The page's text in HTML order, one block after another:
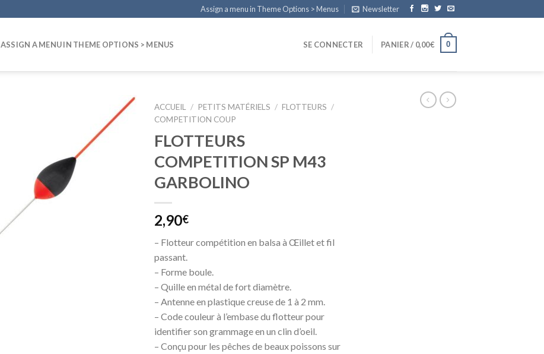
Assign a menu in Theme Options > Menus Newsletter
ASSIGN A MENU IN THEME OPTIONS > MENUS SE CONNECTER PANIER / 0,00€ 0
ACCUEIL / PETITS MATÉRIELS / FLOTTEURS /
COMPETITION COUP
FLOTTEURS
COMPETITION SP M43
GARBOLINO
2,90€
– Flotteur compétition en balsa à Œillet et fil
passant.
– Forme boule.
– Quille en métal de fort diamètre.
– Antenne en plastique creuse de 1 à 2 mm.
– Code couleur à l’embase du flotteur pour
identifier son grammage en un clin d’oeil.
– Conçu pour les pêches de beaux poissons sur